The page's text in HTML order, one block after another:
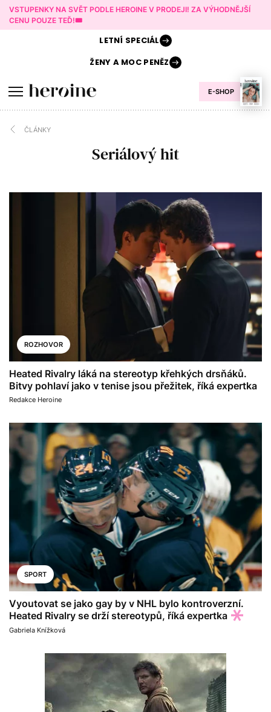
VSTUPENKY NA SVĚT PODLE HEROINE V PRODEJI! ZA VÝHODNĚJŠÍ
CENU POUZE TEĎ!🎟️
E-SHOP
LETNÍ SPECIÁL
ŽENY AMOC PENĚZ
ČLÁNKY
Seriálový hit
ROZHOVOR
Heated Rivalry láká na stereotyp křehkých drsňáků.
Bitvy pohlaví jako v tenise jsou přežitek, říká expertka
Redakce Heroine
SPORT
Vyoutovat se jako gay by v NHL bylo kontroverzní.
Heated Rivalry se drží stereotypů, říká expertka
Gabriela Knížková